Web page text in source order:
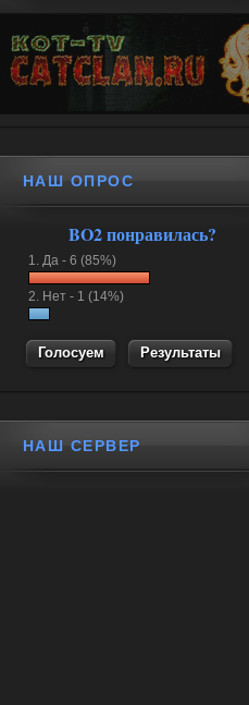
НАШ ОПРОС
BO2 понравилась?
1. Да - 6 (85%)
2. Нет - 1 (14%)
Результаты
НАШ СЕРВЕР